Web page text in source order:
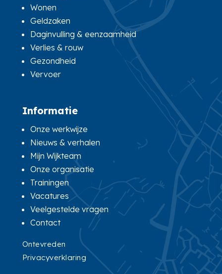
Wonen
Geldzaken
Daginvulling & eenzaamheid
Verlies & rouw
Gezondheid
Vervoer
Informatie
Onze werkwijze
Nieuws & verhalen
Mijn Wijkteam
Onze organisatie
Trainingen
Vacatures
Veelgestelde vragen
Contact
Ontevreden
Privacyverklaring